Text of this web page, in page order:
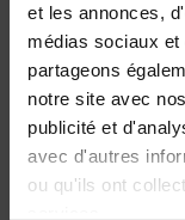
et les annonces,
médias sociaux
partageons
notre site avec
publicité et
avec d'autres
ou qu'ils ont